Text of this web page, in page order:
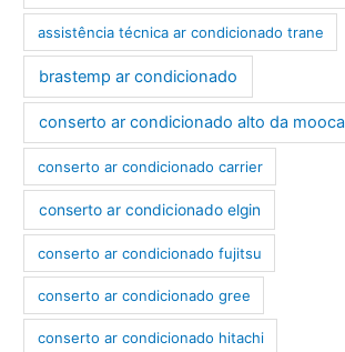
assistência técnica ar condicionado trane
brastemp ar condicionado
conserto ar condicionado alto da mooca
conserto ar condicionado carrier
conserto ar condicionado elgin
conserto ar condicionado fujitsu
conserto ar condicionado gree
conserto ar condicionado hitachi